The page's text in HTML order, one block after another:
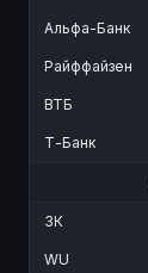
Альфа-Банк
Райффайзен
ВТБ
Т-Банк
ЗК
WU